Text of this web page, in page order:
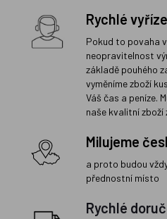
Rychlé
Pokud to povaha
neopravitelnost
základě pouhého
vyměníme zboží
Váš čas a peníze.
naše kvalitní zboží
Milujeme
a proto budou
přednostní místo
Rychlé